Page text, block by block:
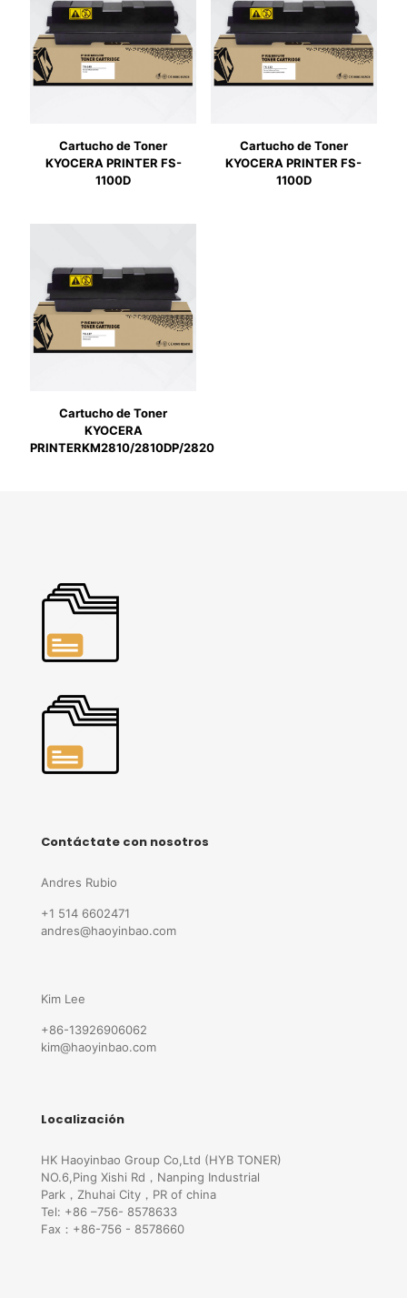
Cartucho de Toner
KYOCERA PRINTER FS-
1100D
Cartucho de Toner
KYOCERA PRINTER FS-
1100D
Cartucho de Toner
KYOCERA
PRINTERKM2810/2810DP/2820
Contáctate con nosotros
Andres Rubio
+1 514 6602471
andres@haoyinbao.com
Kim Lee
+86-13926906062
kim@haoyinbao.com
Localización
HK Haoyinbao Group Co,Ltd (HYB TONER)
NO.6,Ping Xishi Rd，Nanping Industrial
Park，Zhuhai City，PR of china
Tel: +86 –756- 8578633
Fax：+86-756 - 8578660